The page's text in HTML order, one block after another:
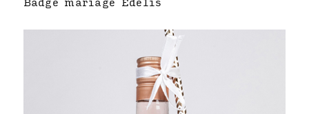
Badge mariage Édelis